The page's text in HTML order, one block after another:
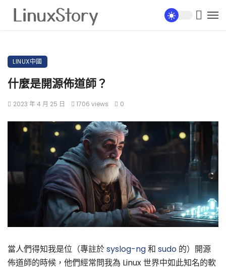
LINUX中國
什麼是開源佈道師？
2023 年 4 月 25 日 1706 views 0
當人們得知我是位（專註於syslog-ng和 sudo 的）開源
佈道師的時候，他們經常問我為 Linux 世界中如此知名的軟